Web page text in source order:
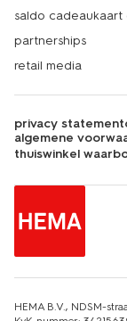
saldo cadeaukaart
partnerships
retail media
privacy statement
algemene
thuiswinkel
HEMA B.V., NDSM-